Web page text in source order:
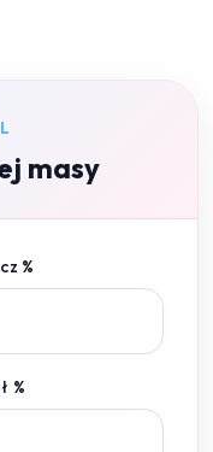
masy
%
%